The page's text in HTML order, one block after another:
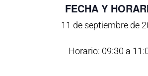
FECHA Y
11 de septiembre de
Horario: 09:30 a